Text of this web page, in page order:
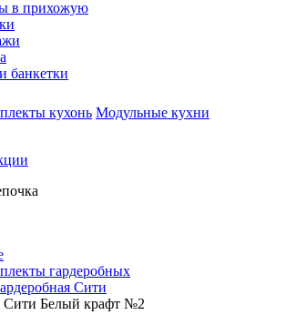
в прихожую
банкетки
кухонь Модульные кухни
гардеробных
Сити
Сити Белый крафт №2